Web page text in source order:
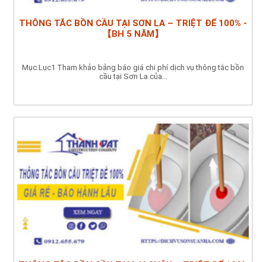
THÔNG TẮC BỒN CẦU TẠI SƠN LA – TRIỆT ĐỂ 100% -
【BH 5 NĂM】
Mục Lục1 Tham khảo bảng báo giá chi phí dịch vụ thông tắc bồn
cầu tại Sơn La của...